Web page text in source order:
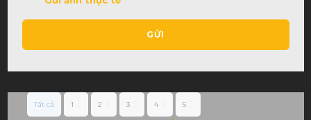
GỬI
Tất cả 1 2 3 4 5